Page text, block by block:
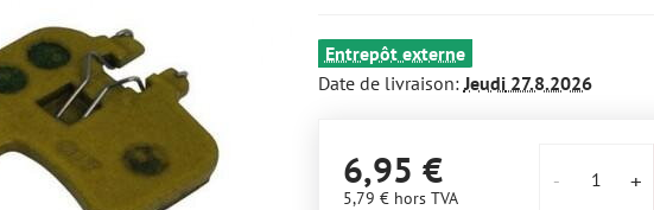
Entrepôt externe
Date de livraison:Jeudi27.8.2026
6,95 €
5,79 € hors TVA